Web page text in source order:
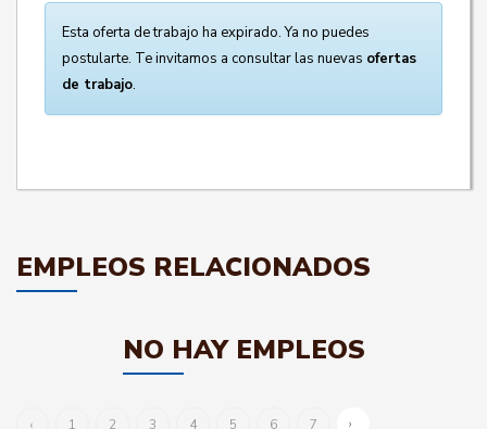
Esta oferta de trabajo ha expirado. Ya no puedes
postularte. Te invitamos a consultar las nuevas ofertas
de trabajo.
EMPLEOS RELACIONADOS
NO HAY EMPLEOS
‹ 1 2 3 4 5 6 7 ›